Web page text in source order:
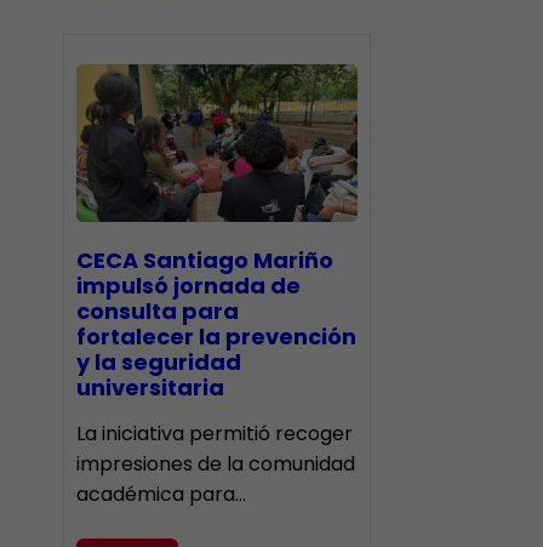
CECA Santiago Mariño
impulsó jornada de
consulta para
fortalecer la prevención
y la seguridad
universitaria
La iniciativa permitió recoger
impresiones de la comunidad
académica para…